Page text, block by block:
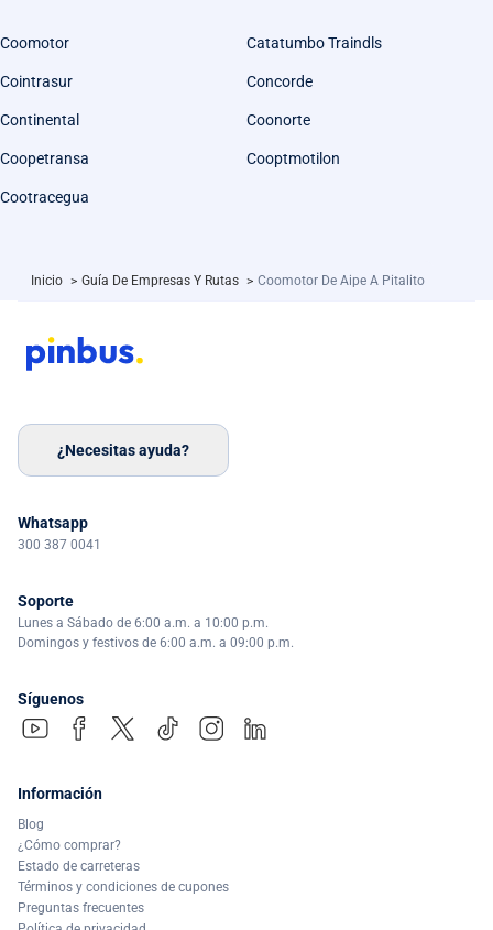
Coomotor Catatumbo Traindls
Cointrasur Concorde
Continental Coonorte
Coopetransa Cooptmotilon
Cootracegua
Inicio > Guía De Empresas Y Rutas > Coomotor De Aipe A Pitalito
¿Necesitas ayuda?
Whatsapp
300 387 0041
Soporte
Lunes a Sábado de 6:00 a.m. a 10:00 p.m.
Domingos y festivos de 6:00 a.m. a 09:00 p.m.
Síguenos
Información
Blog
¿Cómo comprar?
Estado de carreteras
Términos y condiciones de cupones
Preguntas frecuentes